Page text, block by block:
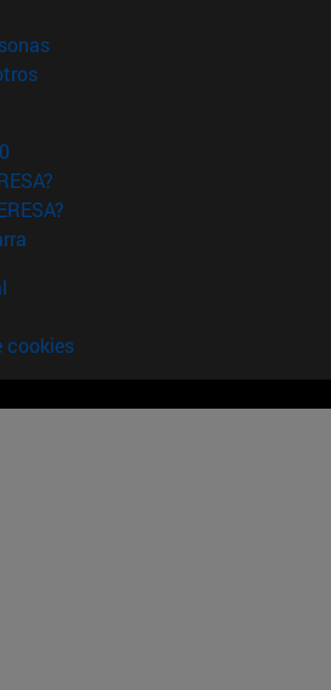
(abre en nueva ventana)
(abre en nueva ventana)
cookies